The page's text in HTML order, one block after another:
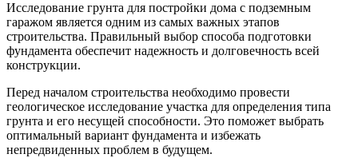
Исследование грунта для постройки дома с подземным
гаражом является одним из самых важных этапов
строительства. Правильный выбор способа подготовки
фундамента обеспечит надежность и долговечность всей
конструкции.
Перед началом строительства необходимо провести
геологическое исследование участка для определения типа
грунта и его несущей способности. Это поможет выбрать
оптимальный вариант фундамента и избежать
непредвиденных проблем в будущем.